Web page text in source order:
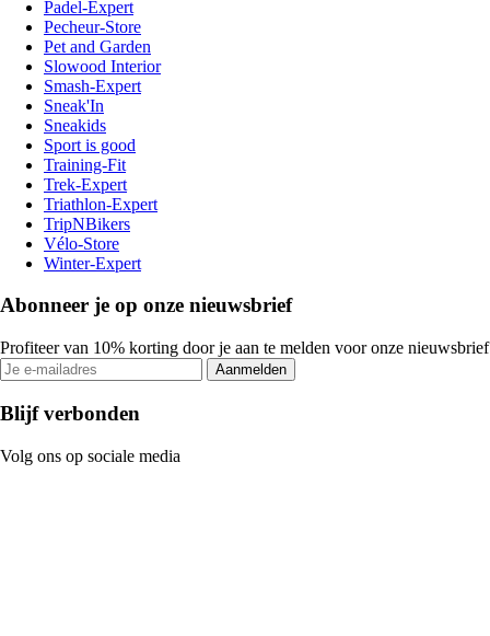
Padel-Expert
Pecheur-Store
Pet and Garden
Slowood Interior
Smash-Expert
Sneak'In
Sneakids
Sport is good
Training-Fit
Trek-Expert
Triathlon-Expert
TripNBikers
Vélo-Store
Winter-Expert
Abonneer je op onze nieuwsbrief
Profiteer van 10% korting door je aan te melden voor onze nieuwsbrief
Aanmelden
Blijf verbonden
Volg ons op sociale media